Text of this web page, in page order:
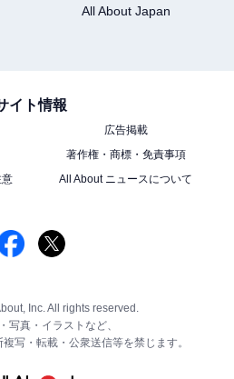
All About Japan
イト情報
広告掲載
著作権・商標・免責事項
All About ニュースについて
Inc. All rights reserved.
写真・イラストなど、
写・転載・公衆送信等を禁じます。